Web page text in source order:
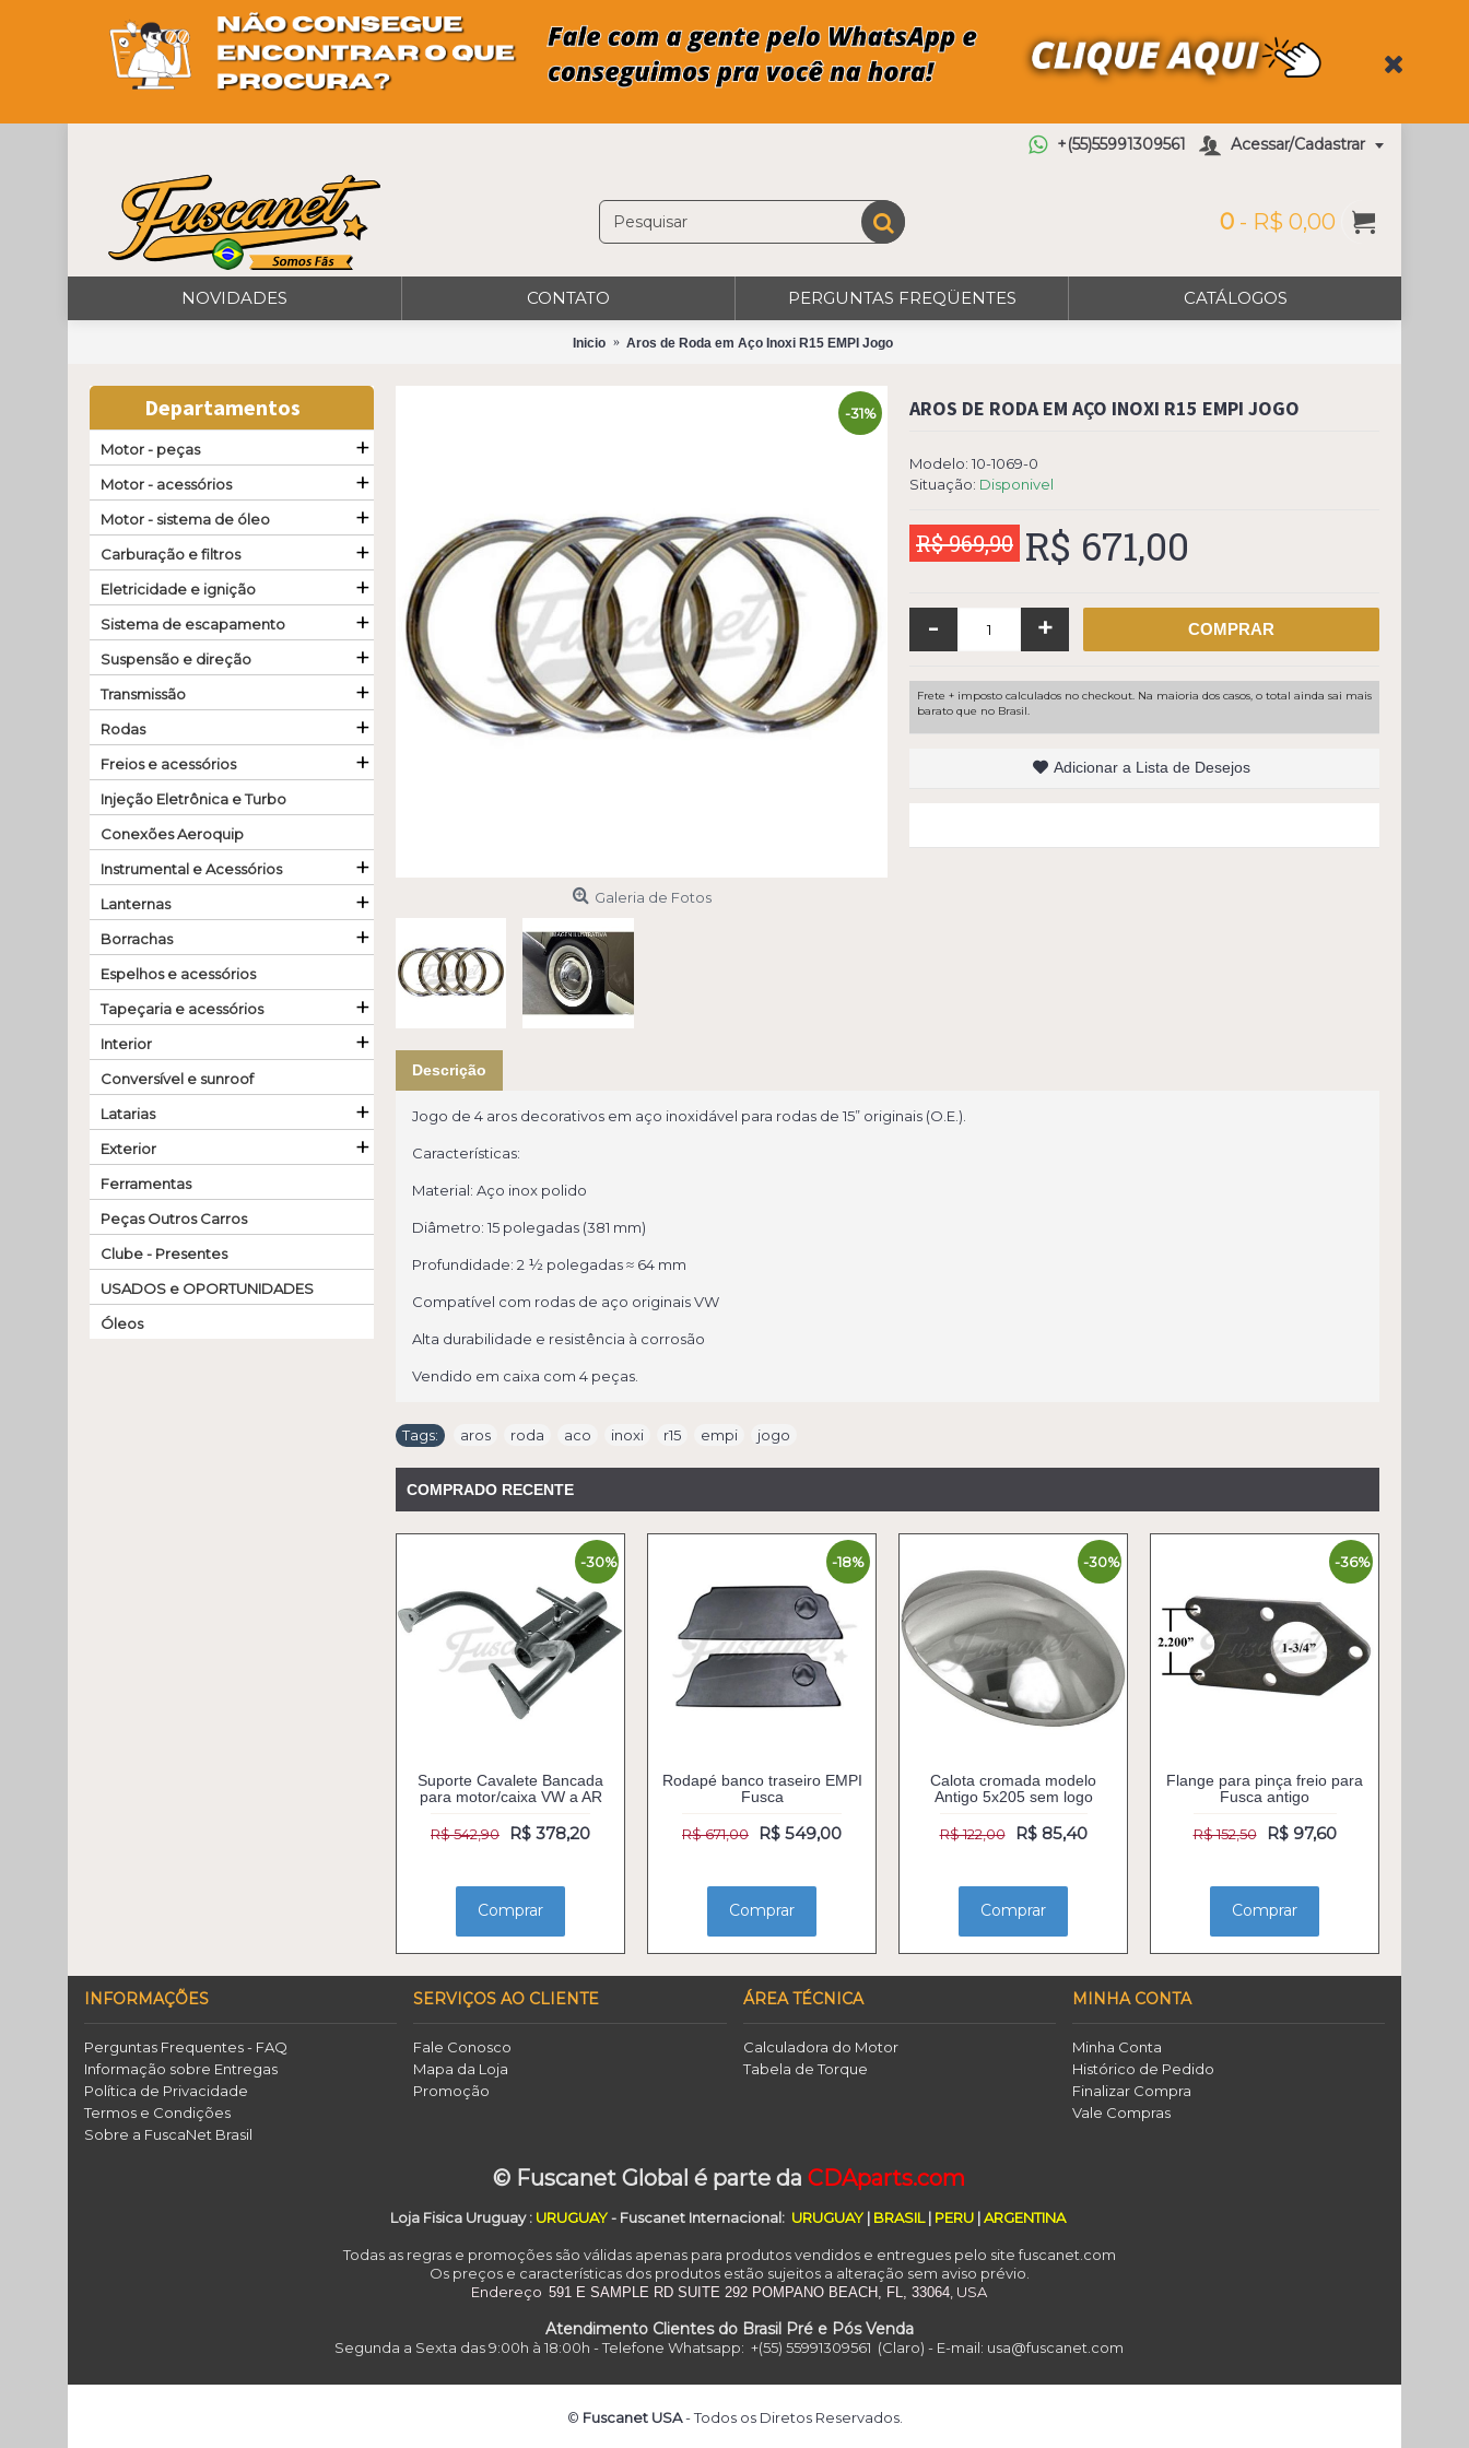
+(55)55991309561 Acessar/Cadastrar
0 - R$ 0,00
NOVIDADES CONTATO PERGUNTAS FREQÜENTES CATÁLOGOS
Inicio Aros de Roda em Aço Inoxi R15 EMPI Jogo
Departamentos
Motor - peças +
Motor - acessórios +
Motor - sistema de óleo +
Carburação e filtros +
Eletricidade e ignição +
Sistema de escapamento +
Suspensão e direção +
Transmissão +
Rodas +
Freios e acessórios +
Injeção Eletrônica e Turbo
Conexões Aeroquip
Instrumental e Acessórios
+
Lanternas +
Borrachas +
Espelhos e acessórios
Tapeçaria e acessórios
+
Interior +
Conversível e sunroof
Latarias
+
Exterior +
Ferramentas
Peças Outros Carros
Clube - Presentes
USADOS e OPORTUNIDADES
Óleos
-31%
Galeria de Fotos
AROS DE RODA EM AÇO INOXI R15 EMPI JOGO
Modelo: 10-1069-0
Situação: Disponivel
R$ 969,90 R$ 671,00
- + COMPRAR
Frete + imposto calculados no checkout. Na maioria dos casos, o total ainda sai mais
barato que no Brasil.
Adicionar a Lista de Desejos
Descrição
Jogo de 4 aros decorativos em aço inoxidável para rodas de 15” originais (O.E.).
Características:
Material: Aço inox polido
Diâmetro: 15 polegadas (381 mm)
Profundidade: 2 ½ polegadas ≈ 64 mm
Compatível com rodas de aço originais VW
Alta durabilidade e resistência à corrosão
Vendido em caixa com 4 peças.
Tags: aros roda aco inoxi r15 empi jogo
COMPRADO RECENTE
-30%
Suporte Cavalete Bancada
para motor/caixa VW a AR
R$ 542,90 R$ 378,20
Comprar
-18%
Rodapé banco traseiro EMPI
Fusca
R$ 671,00 R$ 549,00
Comprar
-30%
Calota cromada modelo
Antigo 5x205 sem logo
R$ 122,00 R$ 85,40
Comprar
-36%
Flange para pinça freio para
Fusca antigo
R$ 152,50 R$ 97,60
Comprar
INFORMAÇÕES
Perguntas Frequentes - FAQ
Informação sobre Entregas
Política de Privacidade
Termos e Condições
Sobre a FuscaNet Brasil
SERVIÇOS AO CLIENTE
Fale Conosco
Mapa da Loja
Promoção
ÁREA TÉCNICA
Calculadora do Motor
Tabela de Torque
MINHA CONTA
Minha Conta
Histórico de Pedido
Finalizar Compra
Vale Compras
© Fuscanet Global é parte da CDAparts.com
Loja Fisica Uruguay: URUGUAY- Fuscanet Internacional: URUGUAY| BRASIL| PERU|ARGENTINA
Todas as regras e promoções são válidas apenas para produtos vendidos e entregues pelo site fuscanet.com
Os preços e características dos produtos estão sujeitos a alteração sem aviso prévio.
Endereço 591 E SAMPLE RD SUITE 292 POMPANO BEACH, FL, 33064 , USA
Atendimento Clientes do Brasil Pré e Pós Venda
Segunda a Sexta das 9:00h à 18:00h - Telefone Whatsapp: +(55) 55991309561 (Claro) - E-mail: usa@fuscanet.com
© Fuscanet USA- Todos os Diretos Reservados.